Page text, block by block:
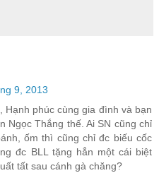
9, 2013
Hạnh phúc cùng gia đình và bạn
Ngọc Thắng thế. Ai SN cũng chỉ
ốm thì cũng chỉ đc biếu cốc
đc BLL tặng hẳn một cái biệt
tất sau cánh gà chăng?